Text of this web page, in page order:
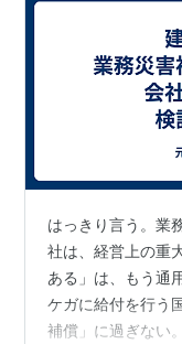
はっきり言う。業
社は、経営上の重
ある」は、もう通
ケガに給付を行う
補償」に過ぎない